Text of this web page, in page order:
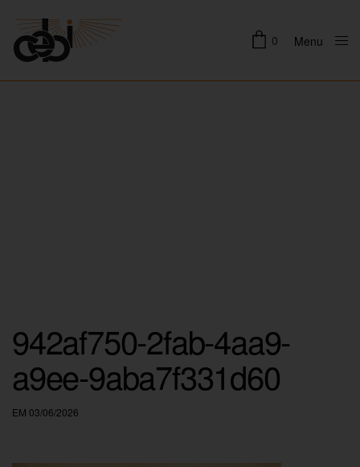
0 Menu
942af750-2fab-4aa9-
a9ee-9aba7f331d60
EM 03/06/2026